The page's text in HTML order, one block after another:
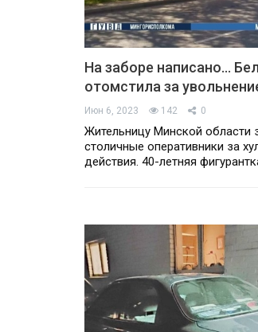
На заборе написано…
отомстила за
Июн 6, 2023 142 0
Жительницу Минской области
столичные оперативники за
действия. 40-летняя